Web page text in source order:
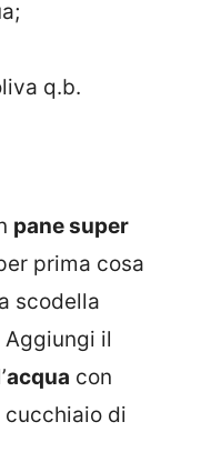
q.b.
pane super
prima cosa
scodella
il
acqua con
cucchiaio di